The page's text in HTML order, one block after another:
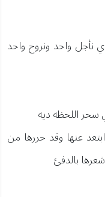
نأجل واحد ونروح واحد
سحر اللحظه ديه
عنها وقد حررها من
بالدفئ